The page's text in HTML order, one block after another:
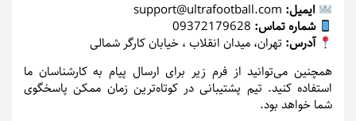
ایمیل: support@ultrafootball.com
شماره تماس:
آدرس: تهران، میدان انقلاب ، خیابان کارگر شمالی
همچنین می‌توانید از فرم زیر برای ارسال پیام به کارشناسان ما
استفاده کنید. تیم پشتیبانی در کوتاه‌ترین زمان ممکن پاسخگوی
شما خواهد بود.